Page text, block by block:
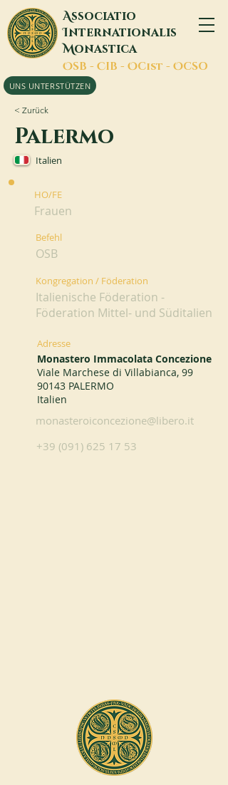
Associatio
Internationalis
Monastica
OSB - CIB - OCist - OCSO
UNS UNTERSTÜTZEN
< Zurück
Palermo
Italien
HO/FE
Frauen
Befehl
OSB
Kongregation / Föderation
Italienische Föderation -
Föderation Mittel- und Süditalien
Adresse
Monastero Immacolata Concezione
Viale Marchese di Villabianca, 99
90143 PALERMO
Italien
monasteroiconcezione@libero.it
+39 (091) 625 17 53